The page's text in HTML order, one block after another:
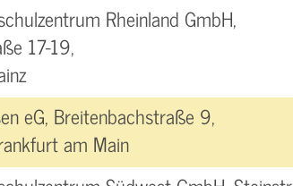
Rheinland GmbH,
17-19,
eG, Breitenbachstraße 9,
am Main